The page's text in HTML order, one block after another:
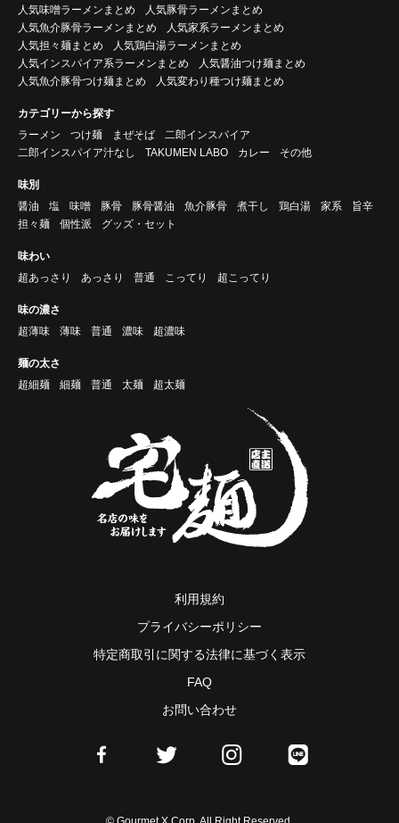
人気味噌ラーメンまとめ
人気豚骨ラーメンまとめ
人気魚介豚骨ラーメンまとめ
人気家系ラーメンまとめ
人気担々麺まとめ
人気鶏白湯ラーメンまとめ
人気インスパイア系ラーメンまとめ
人気醤油つけ麺まとめ
人気魚介豚骨つけ麺まとめ
人気変わり種つけ麺まとめ
カテゴリーから探す
ラーメン
つけ麺 まぜそば
二郎インスパイア
二郎インスパイア汁なし
TAKUMEN LABO カレー その他
味別
醤油
塩 味噌 豚骨 豚骨醤油 魚介豚骨 煮干し 鶏白湯 家系
旨辛
担々麺
個性派 グッズ・セット
味わい
超あっさり
あっさり 普通 こってり 超こってり
味の濃さ
超薄味
薄味 普通 濃味 超濃味
麺の太さ
超細麺
細麺 普通 太麺 超太麺
利用規約
プライバシーポリシー
特定商取引に関する法律に基づく表示
FAQ
お問い合わせ